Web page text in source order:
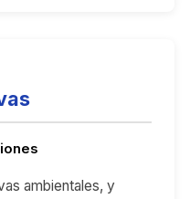
ambientales, y